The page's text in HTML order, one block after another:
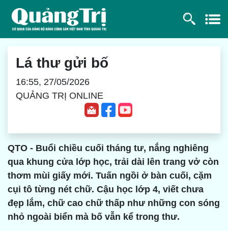
Lá thư gửi bố
16:55, 27/05/2026
QUẢNG TRỊ ONLINE
QTO - Buổi chiều cuối tháng tư, nắng nghiêng
qua khung cửa lớp học, trải dài lên trang vở còn
thơm mùi giấy mới. Tuấn ngồi ở bàn cuối, cặm
cụi tô từng nét chữ. Cậu học lớp 4, viết chưa
đẹp lắm, chữ cao chữ thấp như những con sóng
nhỏ ngoài biển mà bố vẫn kể trong thư.